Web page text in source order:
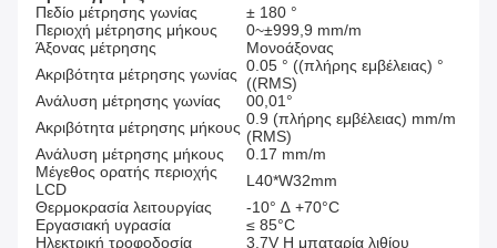
Πεδίο μέτρησης γωνίας
± 180 °
Περιοχή μέτρησης μήκους
0~±999,9 mm/m
Άξονας μέτρησης
Μονοάξονας
Ακριβότητα μέτρησης γωνίας 0.05 ° ((πλήρης εμβέλειας) °
((RMS)
Ανάλυση μέτρησης γωνίας
00,01°
Ακριβότητα μέτρησης μήκους 0.9 (πλήρης εμβέλειας) mm/m
(RMS)
Ανάλυση μέτρησης μήκους
0.17 mm/m
Μέγεθος ορατής περιοχής
LCD
L40*W32mm
Θερμοκρασία λειτουργίας
-10° ∆ +70°C
Εργασιακή υγρασία
≤ 85°C
Ηλεκτρική τροφοδοσία
3.7V Η μπαταρία λιθίου